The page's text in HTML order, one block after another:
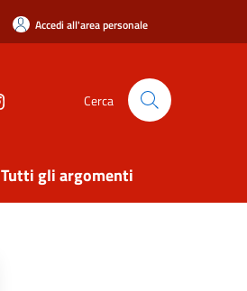
Accedi all'area personale
Cerca
Tutti gli argomenti